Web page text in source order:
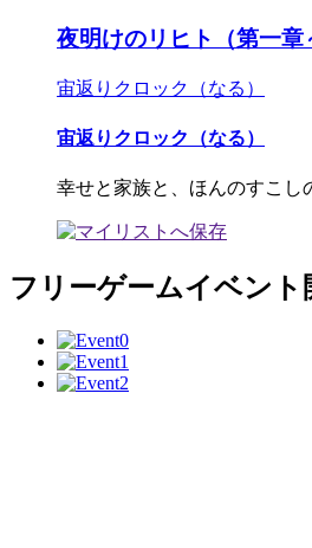
夜明けのリヒト（第一章
宙返りクロック（なる）
宙返りクロック（なる）
幸せと家族と、ほんのすこし
フリーゲームイベント